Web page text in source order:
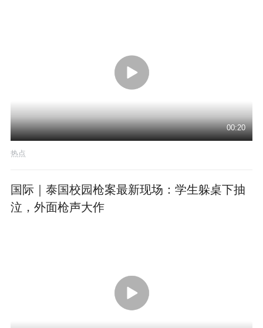
00:20
热点
国际｜泰国校园枪案最新现场：学生躲桌下抽
泣，外面枪声大作